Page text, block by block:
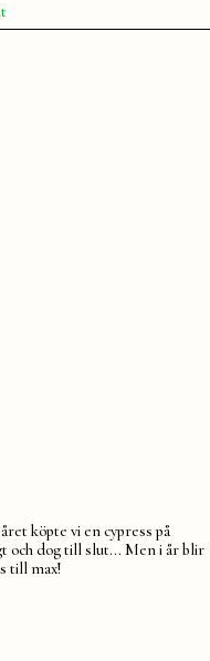
köpte vi en cypress på
och dog till slut… Men i år blir
till max!